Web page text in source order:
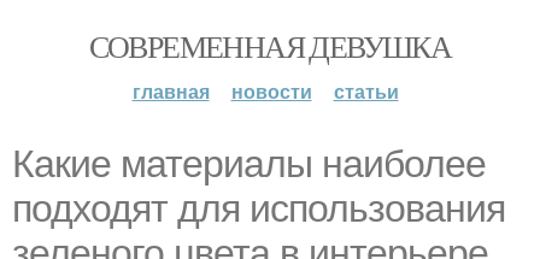
СОВРЕМЕННАЯ ДЕВУШКА
главная новости статьи
Какие материалы наиболее
подходят для использования